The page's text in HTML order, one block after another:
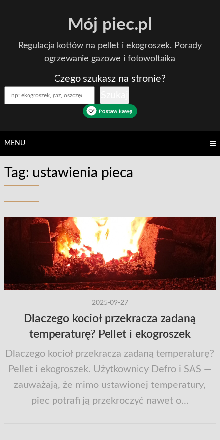
Mój piec.pl
Regulacja kotłów na pellet i ekogroszek. Porady
ogrzewanie gazowe i fotowoltaika
Czego szukasz na stronie?
MENU
Tag: ustawienia pieca
2025-09-27
Dlaczego kocioł przekracza zadaną
temperaturę? Pellet i ekogroszek
Dlaczego kocioł przekracza zadaną temperaturę?
Pellet i ekogroszek. Użytkownicy Defro i SAS —
zauważają, że mimo ustawionej temperatury,
piec potrafi ją przekroczyć nawet o...